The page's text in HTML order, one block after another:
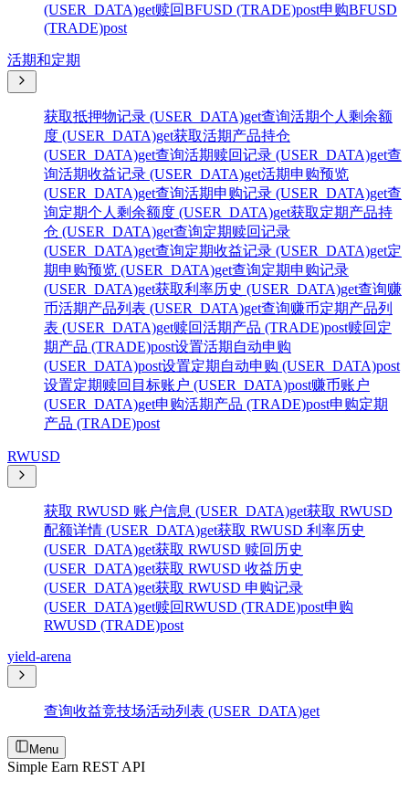
(USER_DATA)get赎回BFUSD (TRADE)post申购BFUSD
(TRADE)post
活期和定期
获取抵押物记录 (USER_DATA)get查询活期个人剩余额
度 (USER_DATA)get获取活期产品持仓
(USER_DATA)get查询活期赎回记录 (USER_DATA)get查
询活期收益记录 (USER_DATA)get活期申购预览
(USER_DATA)get查询活期申购记录 (USER_DATA)get查
询定期个人剩余额度 (USER_DATA)get获取定期产品持
仓 (USER_DATA)get查询定期赎回记录
(USER_DATA)get查询定期收益记录 (USER_DATA)get定
期申购预览 (USER_DATA)get查询定期申购记录
(USER_DATA)get获取利率历史 (USER_DATA)get查询赚
币活期产品列表 (USER_DATA)get查询赚币定期产品列
表 (USER_DATA)get赎回活期产品 (TRADE)post赎回定
期产品 (TRADE)post设置活期自动申购
(USER_DATA)post设置定期自动申购 (USER_DATA)post
设置定期赎回目标账户 (USER_DATA)post赚币账户
(USER_DATA)get申购活期产品 (TRADE)post申购定期
产品 (TRADE)post
RWUSD
获取 RWUSD 账户信息 (USER_DATA)get获取 RWUSD
配额详情 (USER_DATA)get获取 RWUSD 利率历史
(USER_DATA)get获取 RWUSD 赎回历史
(USER_DATA)get获取 RWUSD 收益历史
(USER_DATA)get获取 RWUSD 申购记录
(USER_DATA)get赎回RWUSD (TRADE)post申购
RWUSD (TRADE)post
yield-arena
查询收益竞技场活动列表 (USER_DATA)get
Menu
Simple Earn REST API